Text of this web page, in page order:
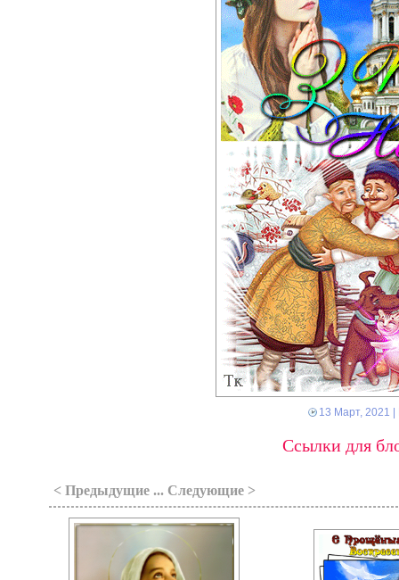
13 Март, 2021
Ссылки для
< Предыдущие ... Следующие >